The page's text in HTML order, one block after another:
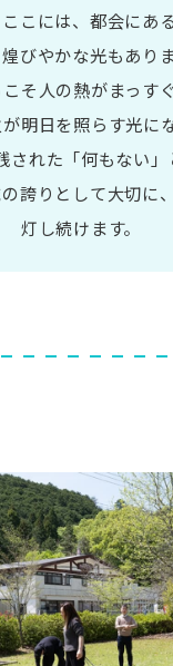
こには、​都会に​あ
煌びやかな​光も​あり
そ 人の​熱が​まっす
明日を​照らす光に​
された​「何も​ない」
誇りと​して大切に
灯し続けます。​